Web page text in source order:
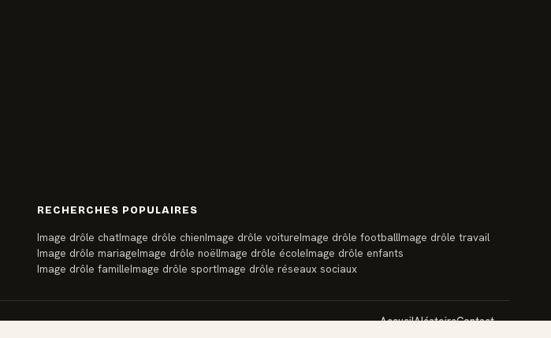
RECHERCHES POPULAIRES
Image drôle chatImage drôle chienImage drôle voitureImage drôle footballImage drôle travail
Image drôle mariageImage drôle noëlImage drôle écoleImage drôle enfants
Image drôle familleImage drôle sportImage drôle réseaux sociaux
AccueilAléatoireContact